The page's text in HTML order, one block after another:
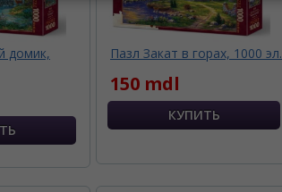
домик,
Пазл Закат в горах, 1000 эл.
150 mdl